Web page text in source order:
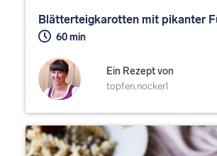
Blätterteigkarotten mit pikanter
60 min
Ein Rezept von
topfen.nockerl